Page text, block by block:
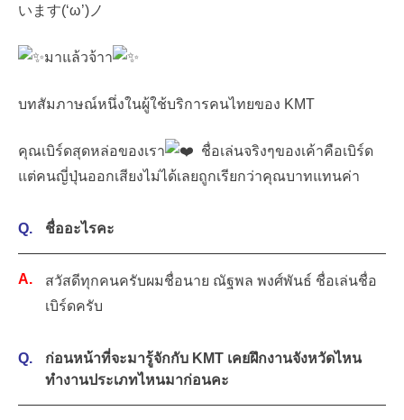
います(‘ω’)ノ
มาแล้วจ้าา
บทสัมภาษณ์หนึ่งในผู้ใช้บริการคนไทยของ KMT
คุณเบิร์ดสุดหล่อของเรา
ชื่อเล่นจริงๆของเค้าคือเบิร์ด
แต่คนญี่ปุ่นออกเสียงไม่ได้เลยถูกเรียกว่าคุณบาทแทนค่า
ชื่ออะไรคะ
สวัสดีทุกคนครับผมชื่อนาย ณัฐพล พงศ์พันธ์ ชื่อเล่นชื่อ
เบิร์ดครับ
ก่อนหน้าที่จะมารู้จักกับ KMT เคยฝึกงานจังหวัดไหน
ทำงานประเภทไหนมาก่อนคะ